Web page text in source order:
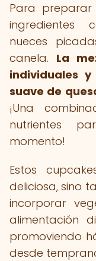
Para preparar
ingredientes
nueces
canela. La
individuales
suave de
¡Una
nutrientes
momento!
Estos
deliciosa, sino
incorporar
alimentación
promoviendo
desde